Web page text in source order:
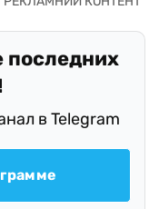
последних
в Telegram